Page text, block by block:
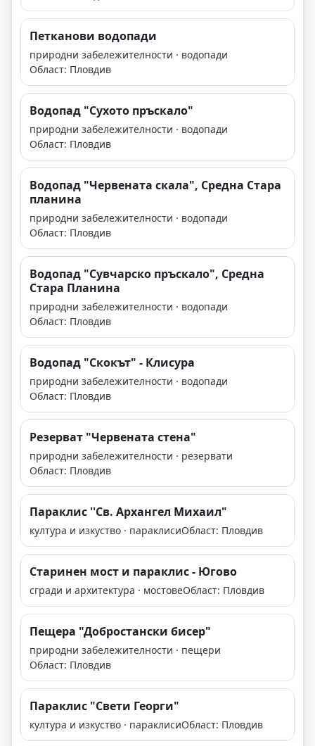
Петканови водопади
природни забележителности · водопади
Област: Пловдив
Водопад "Сухото пръскало"
природни забележителности · водопади
Област: Пловдив
Водопад "Червената скала", Средна Стара
планина
природни забележителности · водопади
Област: Пловдив
Водопад "Сувчарско пръскало", Средна
Стара Планина
природни забележителности · водопади
Област: Пловдив
Водопад "Скокът" - Клисура
природни забележителности · водопади
Област: Пловдив
Резерват "Червената стена"
природни забележителности · резервати
Област: Пловдив
Параклис ''Св. Архангел Михаил"
култура и изкуство · параклисиОбласт: Пловдив
Старинен мост и параклис - Югово
сгради и архитектура · мостовеОбласт: Пловдив
Пещера "Добростански бисер"
природни забележителности · пещери
Област: Пловдив
Параклис "Свети Георги"
култура и изкуство · параклисиОбласт: Пловдив